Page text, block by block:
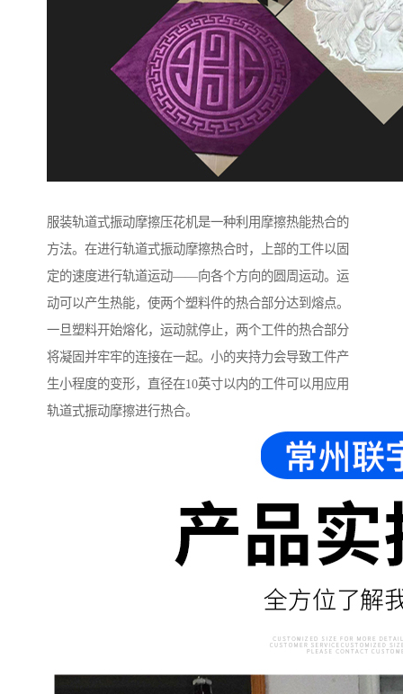
服装轨道式振动摩擦压花机是一种利用摩擦热能热合的
方法。在进行轨道式振动摩擦热合时，上部的工件以固
定的速度进行轨道运动——向各个方向的圆周运动。运
动可以产生热能，使两个塑料件的热合部分达到熔点。
一旦塑料开始熔化，运动就停止，两个工件的热合部分
将凝固并牢牢的连接在一起。小的夹持力会导致工件产
生小程度的变形，直径在10英寸以内的工件可以用应用
轨道式振动摩擦进行热合。